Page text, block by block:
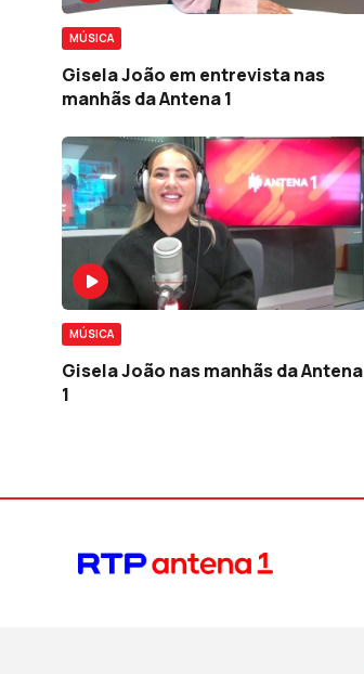
MÚSICA
Gisela João em entrevista nas
manhãs da Antena 1
MÚSICA
Gisela João nas manhãs da Antena
1